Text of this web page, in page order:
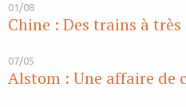
01/08
Chine : Des trains à
07/05
Alstom : Une affaire de